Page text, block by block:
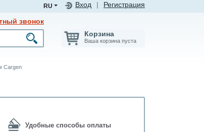
Вход Регистрация
RU
звонок
Корзина
Ваша корзина пуста
Cargen
Удобные способы оплаты